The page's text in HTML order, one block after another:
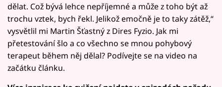
dělat. Což bývá lehce nepříjemné a může z toho být až
trochu vztek, bych řekl. Jelikož emočně je to taky zátěž,“
vysvětlil mi Martin Šťastný z Dires Fyzio. Jak mi
přetestování šlo a co všechno se mnou pohybový
terapeut během něj dělal? Podívejte se na video na
začátku článku.